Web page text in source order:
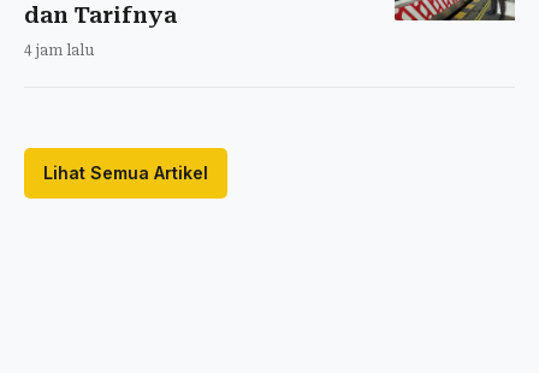
dan Tarifnya
4 jam lalu
Lihat Semua Artikel